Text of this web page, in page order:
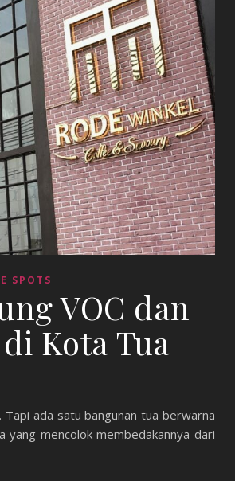
SPOTS
VOC dan
Kota Tua
ada satu bangunan tua berwarna
yang mencolok membedakannya dari